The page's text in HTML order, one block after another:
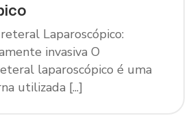
Laparoscópico:
invasiva O
laparoscópico é uma
utilizada [...]